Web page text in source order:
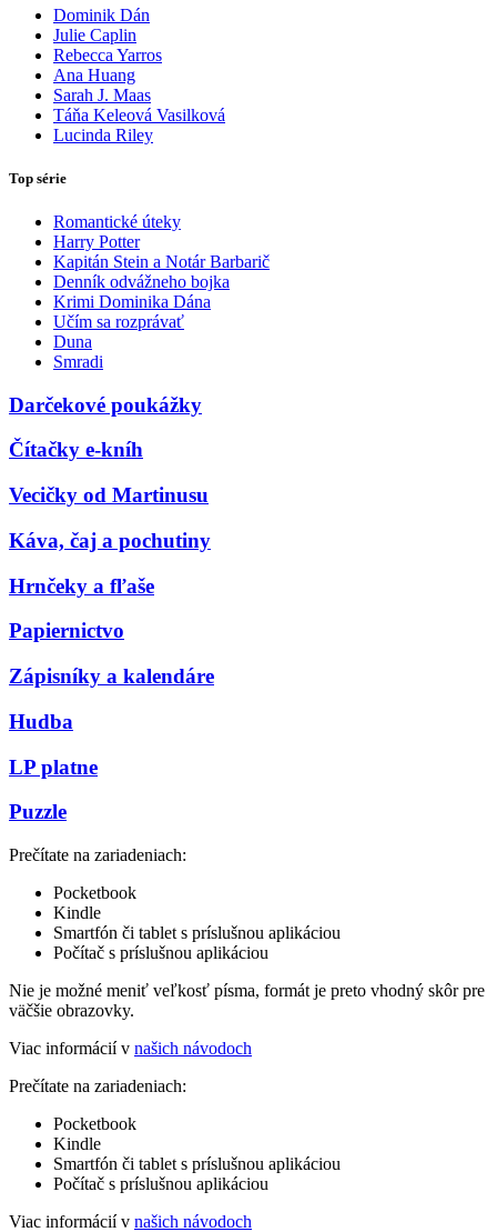
Dominik Dán
Julie Caplin
Rebecca Yarros
Ana Huang
Sarah J. Maas
Táňa Keleová Vasilková
Lucinda Riley
Top série
Romantické úteky
Harry Potter
Kapitán Stein a Notár Barbarič
Denník odvážneho bojka
Krimi Dominika Dána
Učím sa rozprávať
Duna
Smradi
Darčekové poukážky
Čítačky e-kníh
Vecičky od Martinusu
Káva, čaj a pochutiny
Hrnčeky a fľaše
Papiernictvo
Zápisníky a kalendáre
Hudba
LP platne
Puzzle
Prečítate na zariadeniach:
Pocketbook
Kindle
Smartfón či tablet s príslušnou aplikáciou
Počítač s príslušnou aplikáciou
Nie je možné meniť veľkosť písma, formát je preto vhodný skôr pre
väčšie obrazovky.
Viac informácií v našich návodoch
Prečítate na zariadeniach:
Pocketbook
Kindle
Smartfón či tablet s príslušnou aplikáciou
Počítač s príslušnou aplikáciou
Viac informácií v našich návodoch